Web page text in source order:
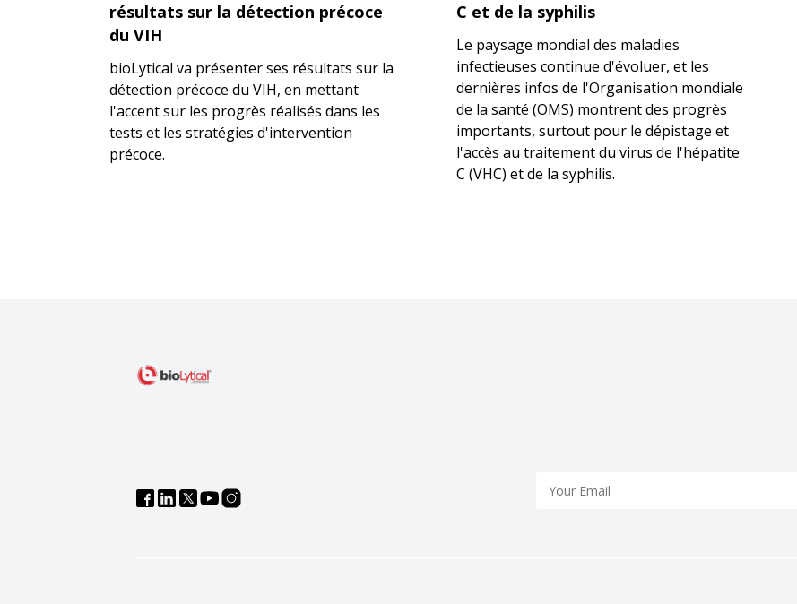
résultats sur la détection précoce
du VIH
bioLytical va présenter ses résultats sur la
détection précoce du VIH, en mettant
l'accent sur les progrès réalisés dans les
tests et les stratégies d'intervention
précoce.
C et de la syphilis
Le paysage mondial des maladies
infectieuses continue d'évoluer, et les
dernières infos de l'Organisation mondiale
de la santé (OMS) montrent des progrès
importants, surtout pour le dépistage et
l'accès au traitement du virus de l'hépatite
C (VHC) et de la syphilis.